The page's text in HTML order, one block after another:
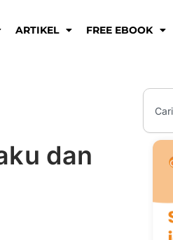
ARTIKEL FREE EBOOK
dan
Search